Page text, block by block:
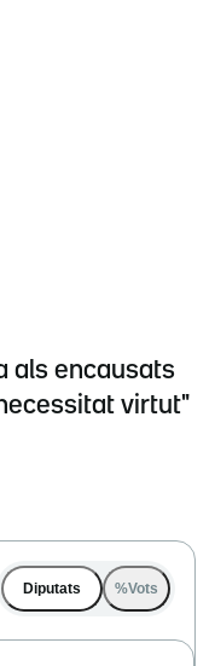
als encausats
virtut"
Diputats %Vots